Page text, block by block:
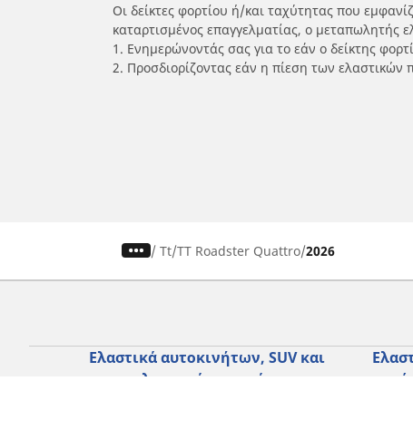
Οι δείκτες φορτίου ή/και ταχύτητας που
καταρτισμένος επαγγελματίας, ο μεταπωλητής
1. Ενημερώνοντάς σας για το εάν ο δείκτης
2. Προσδιορίζοντας εάν η πίεση των ελαστικών
/ Tt TT Roadster Quattro 2026
Ελαστικά αυτοκινήτων, SUV και
επαγγελματικών οχημάτων